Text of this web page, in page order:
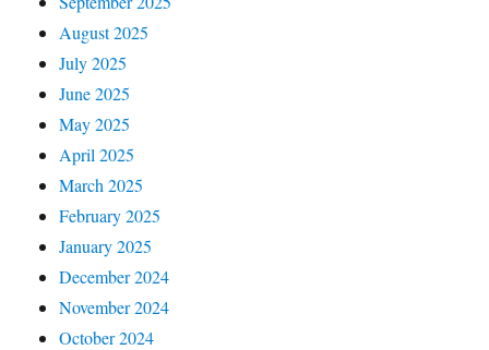
August 2025
July 2025
June 2025
May 2025
April 2025
March 2025
February 2025
January 2025
December 2024
November 2024
October 2024